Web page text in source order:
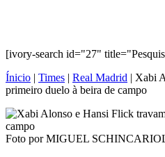
[ivory-search id="27"
Ínicio | Times | Real Madrid | Xabi
primeiro duelo à beira de campo
Foto por MIGUEL